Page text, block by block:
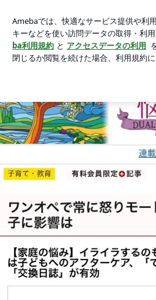
AL：悩み相談ご回答しましたの画